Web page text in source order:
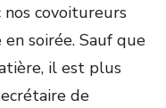
covoitureurs
soirée. Sauf que
il est plus
de